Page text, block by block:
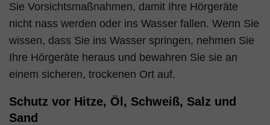
Sie Vorsichtsmaßnahmen, damit Ihre Hörgeräte
nicht nass werden oder ins Wasser fallen. Wenn Sie
wissen, dass Sie ins Wasser springen, nehmen Sie
Ihre Hörgeräte heraus und bewahren Sie sie an
einem sicheren, trockenen Ort auf.
Schutz vor Hitze, Öl, Schweiß, Salz und
Sand